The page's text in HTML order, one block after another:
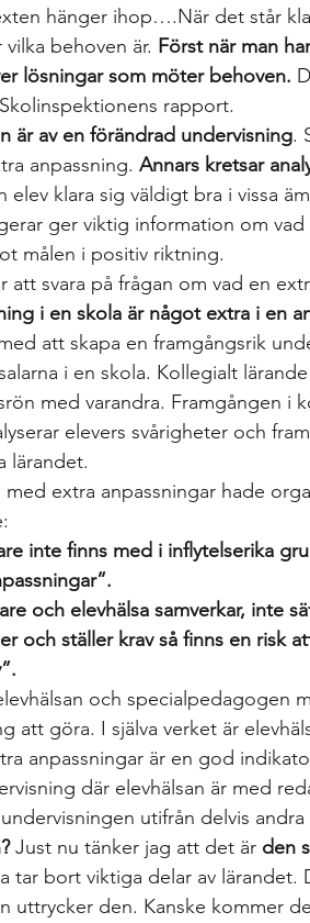
hänger ihop….När det står
behoven är. Först när man
lösningar som möter behoven.
rapport.
är av en förändrad undervisning.
anpassning. Annars kretsar
elev klara sig väldigt bra i vissa
ger viktig information om vad
målen i positiv riktning.
svara på frågan om vad en
i en skola är något extra i en
att skapa en framgångsrik
i en skola. Kollegialt
med varandra. Framgången i
elevers svårigheter och
lärandet.
extra anpassningar hade
inte finns med i inflytelserika
och elevhälsa samverkar, inte
och ställer krav så finns en risk
och specialpedagogen
att göra. I själva verket är
anpassningar är en god
där elevhälsan är med
utifrån delvis andra
Just nu tänker jag att det är den
tar bort viktiga delar av lärandet.
uttrycker den. Kanske kommer